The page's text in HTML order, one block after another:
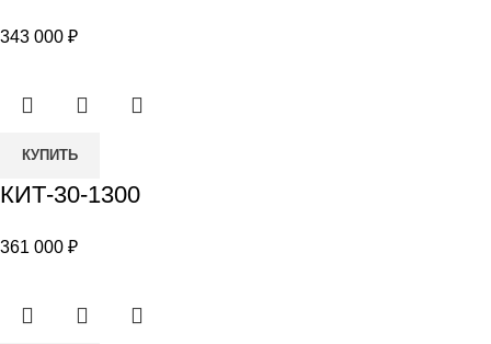
343 000 ₽
Количество
КИТ-30-
КУПИТЬ
КИТ-30-1300
361 000 ₽